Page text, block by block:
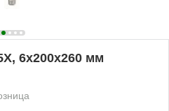
6x200x260 мм